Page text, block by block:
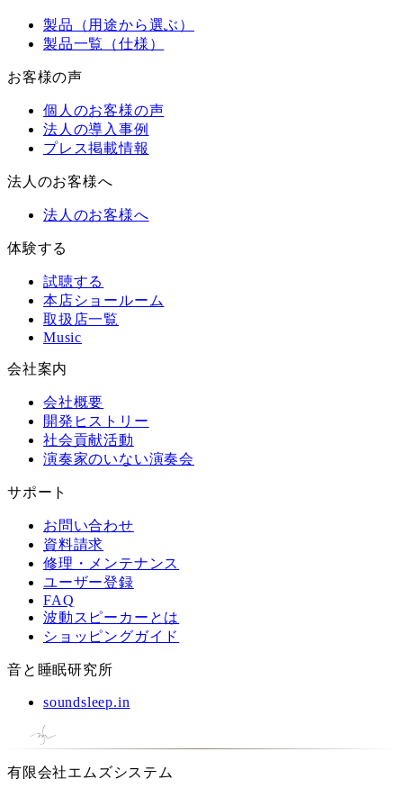
製品（用途から選ぶ）
製品一覧（仕様）
お客様の声
個人のお客様の声
法人の導入事例
プレス掲載情報
法人のお客様へ
法人のお客様へ
体験する
試聴する
本店ショールーム
取扱店一覧
Music
会社案内
会社概要
開発ヒストリー
社会貢献活動
演奏家のいない演奏会
サポート
お問い合わせ
資料請求
修理・メンテナンス
ユーザー登録
FAQ
波動スピーカーとは
ショッピングガイド
音と睡眠研究所
soundsleep.in
有限会社エムズシステム